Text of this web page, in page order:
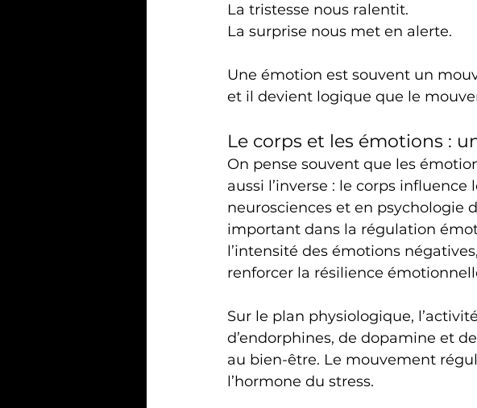
La tristesse nous ralentit.
La surprise nous met en alerte.
Une émotion est souvent un
et il devient logique que le
Le corps et les émotions :
On pense souvent que les
aussi l’inverse : le corps
neurosciences et en
important dans la régulation
l’intensité des émotions
renforcer la résilience
Sur le plan physiologique,
d’endorphines, de dopamine et
au bien-être. Le mouvement
l’hormone du stress.